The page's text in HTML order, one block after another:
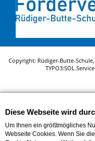
Copyright: Rüdiger-Butte-
TYPO3:
Diese Webseite wird
Um Ihnen ein größtmögliches
Webseite Cookies. Wenn Sie